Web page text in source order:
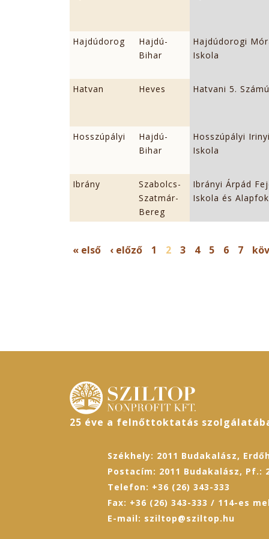
Hajdúdorog
Hajdú-
Bihar
Hajdúdorogi
Iskola
Hatvan Heves Hatvani 5.
Hosszúpályi
Hajdú-
Bihar
Hosszúpályi
Iskola
Ibrány
Szabolcs-
Szatmár-
Bereg
Ibrányi Árpád
Iskola és
OLDALAK
« első ‹ előző 1 2 3 4 5 6 7
25 éve a felnőttoktatás
Székhely: 2011 Budakalász,
Postacím: 2011 Budakalász, Pf.:
Telefon: +36 (26) 343-333
Fax: +36 (26) 343-333 / 114-es
E-mail: sziltop@sziltop.hu